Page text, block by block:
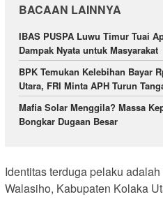
BACAAN LAINNYA
IBAS PUSPA Luwu Timur Tuai
Dampak Nyata untuk Masyarakat
BPK Temukan Kelebihan Bayar
Utara, FRI Minta APH Turun
Mafia Solar Menggila? Massa
Bongkar Dugaan Besar
Identitas terduga pelaku
Walasiho, Kabupaten Kolaka